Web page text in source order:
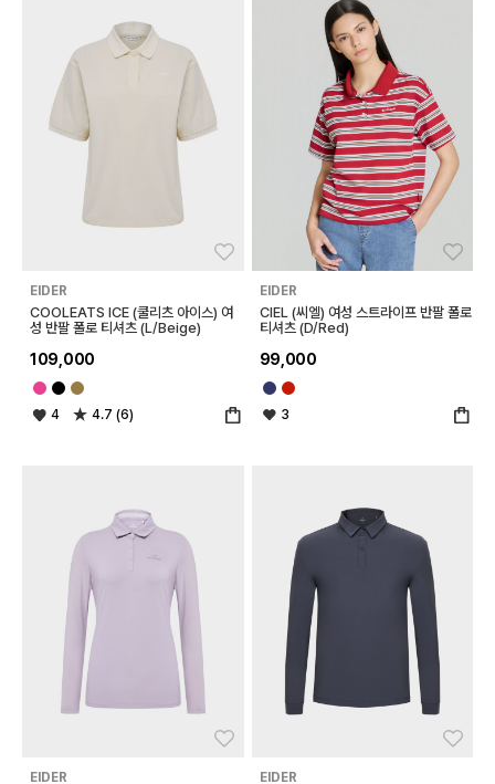
EIDER
COOLEATS ICE (쿨리츠 아이스) 여
성 반팔 폴로 티셔츠 (L/Beige)
109,000
4 4.7 (6)
EIDER
CIEL (씨엘) 여성 스트라이프 반팔 폴로
티셔츠 (D/Red)
99,000
3
EIDER EIDER